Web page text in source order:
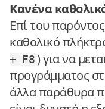
Κανένα
Επί του
καθολικό
+ F8) για να
προγράμματος
άλλα παράθυρα